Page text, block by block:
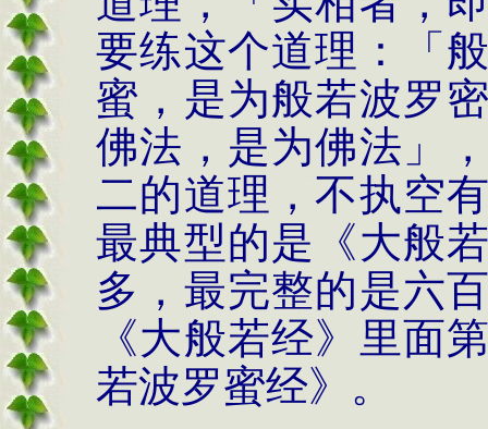
要练这个道理：「
蜜，是为般若波罗
佛法，是为佛法」
二的道理，不执空
最典型的是《大般
多，最完整的是六
《大般若经》里面
若波罗蜜经》。